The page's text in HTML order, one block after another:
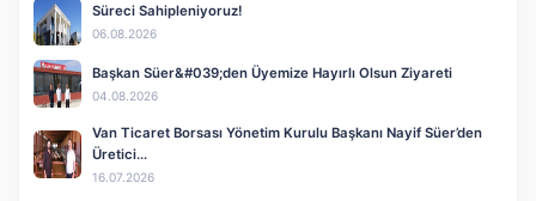
Süreci Sahipleniyoruz!
06.08.2026
Başkan Süer&#039;den Üyemize Hayırlı Olsun Ziyareti
04.08.2026
Van Ticaret Borsası Yönetim Kurulu Başkanı Nayif Süer’den
Üretici…
16.07.2026